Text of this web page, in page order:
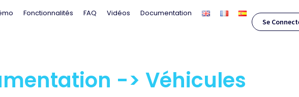
Fonctionnalités FAQ Vidéos Documentation
Se
-> Véhicules